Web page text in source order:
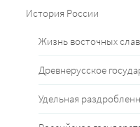
История России
Жизнь восточных
Древнерусское
Удельная